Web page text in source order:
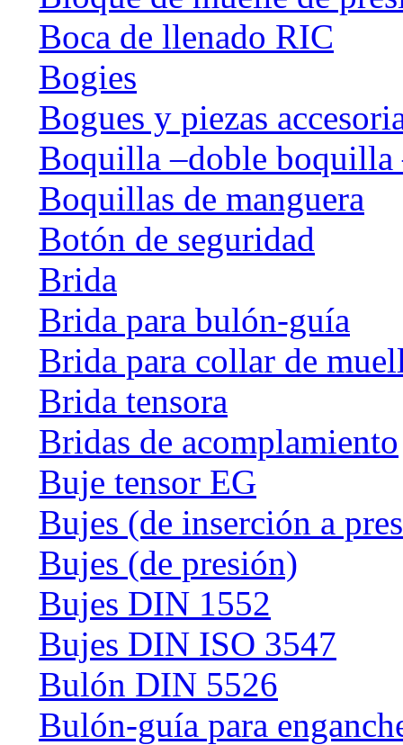
Boca de llenado RIC
Bogies
Bogues y piezas
Boquilla –doble
Boquillas de manguera
Botón de seguridad
Brida
Brida para bulón-guía
Brida para collar de
Brida tensora
Bridas de acomplamiento
Buje tensor EG
Bujes (de inserción a
Bujes (de presión)
Bujes DIN 1552
Bujes DIN ISO 3547
Bulón DIN 5526
Bulón-guía para